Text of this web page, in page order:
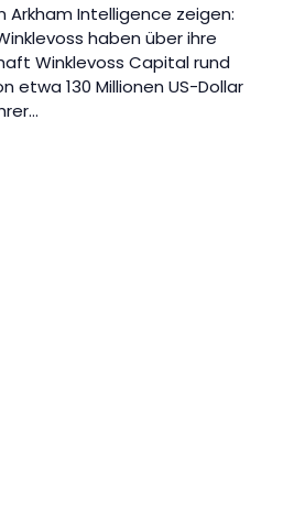
Intelligence zeigen:
haben über ihre
Winklevoss Capital rund
etwa 130 Millionen US-Dollar